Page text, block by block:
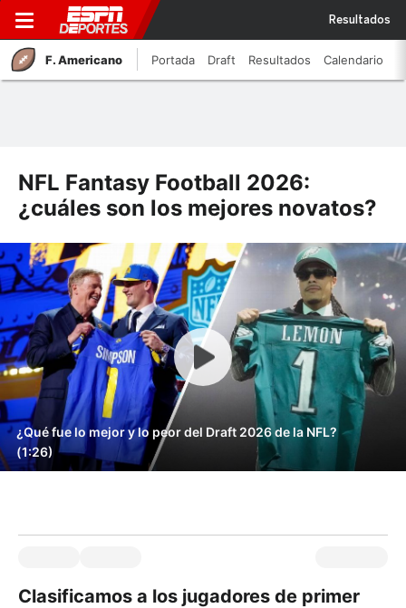
Resultados
F. Americano Portada Draft Resultados Calendario
NFL Fantasy Football 2026:
¿cuáles son los mejores novatos?
¿Qué fue lo mejor y lo peor del Draft 2026 de la NFL?
(1:26)
Clasificamos a los jugadores de primer